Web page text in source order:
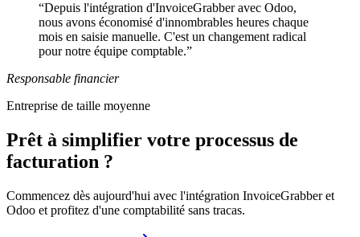
“Depuis l'intégration d'InvoiceGrabber avec Odoo,
nous avons économisé d'innombrables heures chaque
mois en saisie manuelle. C'est un changement radical
pour notre équipe comptable.”
Responsable financier
Entreprise de taille moyenne
Prêt à simplifier votre processus de
facturation ?
Commencez dès aujourd'hui avec l'intégration InvoiceGrabber et
Odoo et profitez d'une comptabilité sans tracas.